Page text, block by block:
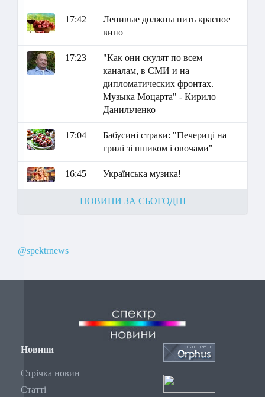
17:42
Ленивые должны пить красное
вино
17:23
"Как они скулят по всем
каналам, в СМИ и на
дипломатических фронтах.
Музыка Моцарта" - Кирило
Данильченко
17:04
Бабусині страви: "Печериці на
грилі зі шпиком і овочами"
16:45 Українська музика!
НОВИНИ ЗА СЬОГОДНІ
@spektrnews
Новини
Стрічка новин
Статті